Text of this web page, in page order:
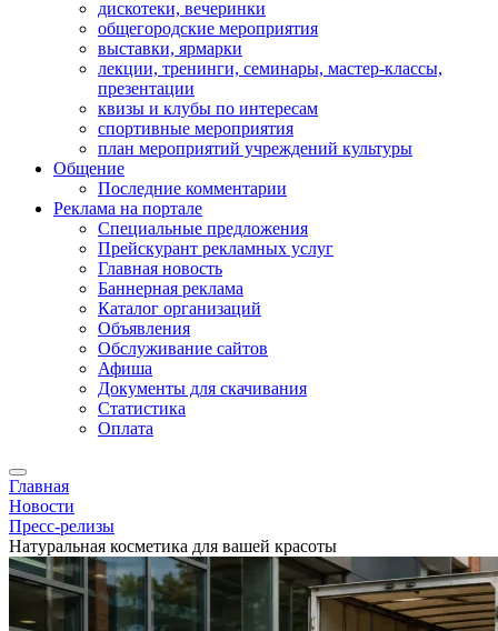
дискотеки, вечеринки
общегородские мероприятия
выставки, ярмарки
лекции, тренинги, семинары, мастер-классы,
презентации
квизы и клубы по интересам
спортивные мероприятия
план мероприятий учреждений культуры
Общение
Последние комментарии
Реклама на портале
Специальные предложения
Прейскурант рекламных услуг
Главная новость
Баннерная реклама
Каталог организаций
Объявления
Обслуживание сайтов
Афиша
Документы для скачивания
Статистика
Оплата
Главная
Новости
Пресс-релизы
Натуральная косметика для вашей красоты